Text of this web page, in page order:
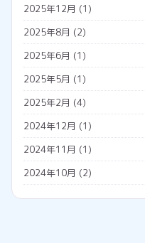
広告収入
名義変更
税金
調査票
外国人雇用
外国人の年金
外国人の雇用方法
技人国
技能実習日誌
2025年12月 (1)
2025年8月 (2)
2025年6月 (1)
2025年5月 (1)
2025年2月 (4)
2024年12月 (1)
2024年11月 (1)
2024年10月 (2)
2024年7月(1)